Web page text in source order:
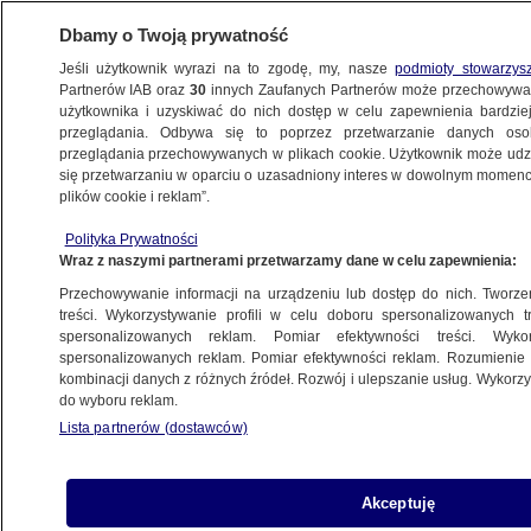
KONKRET24
NAJNOWSZE
"stosunkowo niewielkie". Czyli jakie?
14.10.2022, 16:45
Udostępnij
Dbamy o Twoją prywatność
Jeśli użytkownik wyrazi na to zgodę, my, naszepodmioty
Partnerów IAB oraz30 innych Zaufanych Partnerów może
użytkownika i uzyskiwać do nich dostęp w celu zapewnienia
przeglądania. Odbywa się to poprzez przetwarzanie danych
przeglądania przechowywanych w plikach cookie. Użytkownik może
się przetwarzaniu w oparciu o uzasadniony interes w dowolnym
plików cookie i reklam”.
Polityka Prywatności
Wraz z naszymi partnerami przetwarzamy dane w celu zapewnienia:
Przechowywanie informacji na urządzeniu lub dostęp do nich.
treści. Wykorzystywanie profili w celu doboru spersonalizowanych
spersonalizowanych reklam. Pomiar efektywności treści.
spersonalizowanych reklam. Pomiar efektywności reklam.
kombinacji danych z różnych źródeł. Rozwój i ulepszanie usług.
do wyboru reklam.
Lista partnerów (dostawców)
Akceptuję